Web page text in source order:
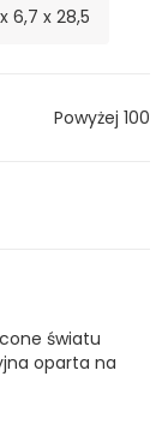
6,7 x 28,5
Powyżej 100
światu
oparta na